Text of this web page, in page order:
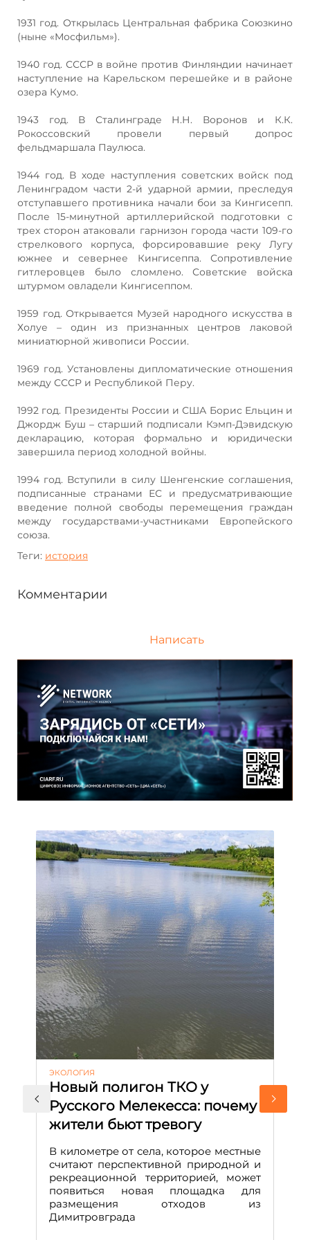
1931 год. Открылась Центральная фабрика Союзкино
(ныне «Мосфильм»).
1940 год. СССР в войне против Финляндии начинает
наступление на Карельском перешейке и в районе
озера Кумо.
1943 год. В Сталинграде Н.Н. Воронов и К.К.
Рокоссовский провели первый допрос
фельдмаршала Паулюса.
1944 год. В ходе наступления советских войск под
Ленинградом части 2-й ударной армии, преследуя
отступавшего противника начали бои за Кингисепп.
После 15-минутной артиллерийской подготовки с
трех сторон атаковали гарнизон города части 109-го
стрелкового корпуса, форсировавшие реку Лугу
южнее и севернее Кингисеппа. Сопротивление
гитлеровцев было сломлено. Советские войска
штурмом овладели Кингисеппом.
1959 год. Открывается Музей народного искусства в
Холуе – один из признанных центров лаковой
миниатюрной живописи России.
1969 год. Установлены дипломатические отношения
между СССР и Республикой Перу.
1992 год. Президенты России и США Борис Ельцин и
Джордж Буш – старший подписали Кэмп-Дэвидскую
декларацию, которая формально и юридически
завершила период холодной войны.
1994 год. Вступили в силу Шенгенские соглашения,
подписанные странами ЕС и предусматривающие
введение полной свободы перемещения граждан
между государствами-участниками Европейского
союза.
Теги: история
Комментарии
Написать
ЭКОЛОГИЯ
Новый полигон ТКО у
Русского Мелекесса: почему
жители бьют тревогу
В километре от села, которое местные
считают перспективной природной и
рекреационной территорией, может
появиться новая площадка для
размещения отходов из
Димитровграда